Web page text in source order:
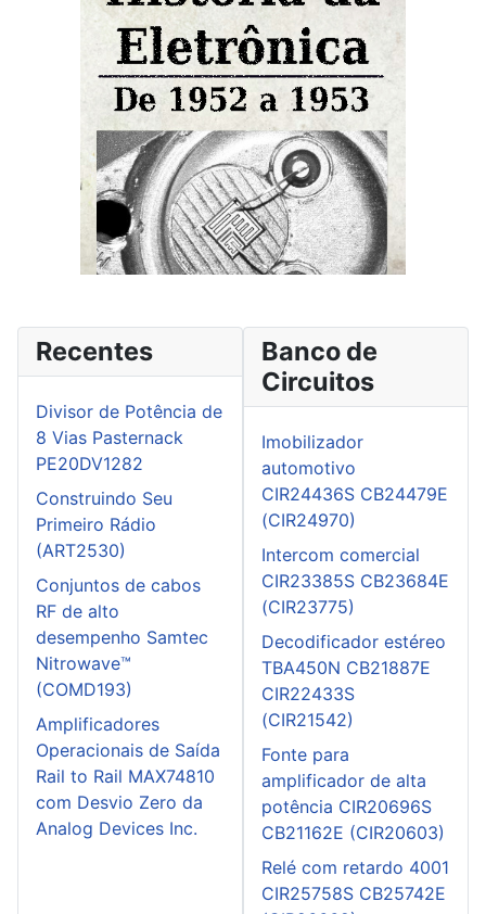
Recentes
Divisor de Potência de
8 Vias Pasternack
PE20DV1282
Construindo Seu
Primeiro Rádio
(ART2530)
Conjuntos de cabos
RF de alto
desempenho Samtec
Nitrowave™
(COMD193)
Amplificadores
Operacionais de Saída
Rail to Rail MAX74810
com Desvio Zero da
Analog Devices Inc.
Banco de
Circuitos
Imobilizador
automotivo
CIR24436S CB24479E
(CIR24970)
Intercom comercial
CIR23385S CB23684E
(CIR23775)
Decodificador estéreo
TBA450N CB21887E
CIR22433S
(CIR21542)
Fonte para
amplificador de alta
potência CIR20696S
CB21162E (CIR20603)
Relé com retardo 4001
CIR25758S CB25742E